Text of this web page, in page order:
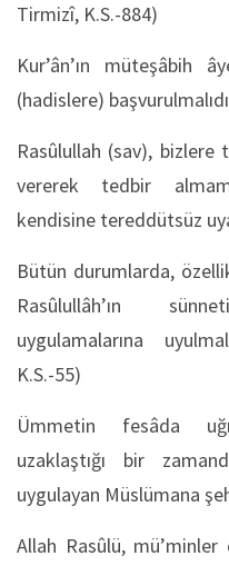
Tirmizî, K.S.-884)
Kur’ân’ın müteşâbih
(hadislere)
Rasûlullah (sav), bizlere
vererek tedbir
kendisine tereddütsüz
Bütün durumlarda,
Rasûlullâh’ın
uygulamalarına
K.S.-55)
Ümmetin fesâda
uzaklaştığı bir
uygulayan Müslümana
Allah Rasûlü,